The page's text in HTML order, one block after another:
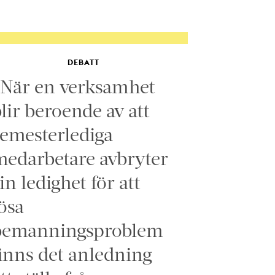
DEBATT
en verksamhet
beroende av att
avbryter
ledighet för att
det anledning